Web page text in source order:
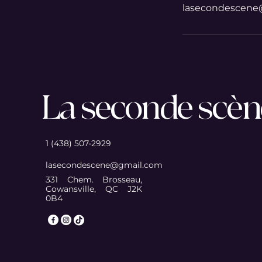
La seconde
1 (438) 507-2929
lasecondescene@gmail.com
331 Chem. Brosseau,
Cowansville, QC J2K
0B4